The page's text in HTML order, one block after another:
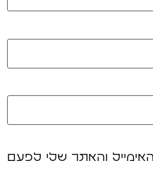
והאתר שלי לפעם